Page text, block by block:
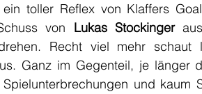
toller Reflex von Klaffers
von Lukas Stockinger
Recht viel mehr schaut
Ganz im Gegenteil, je länger
und kaum